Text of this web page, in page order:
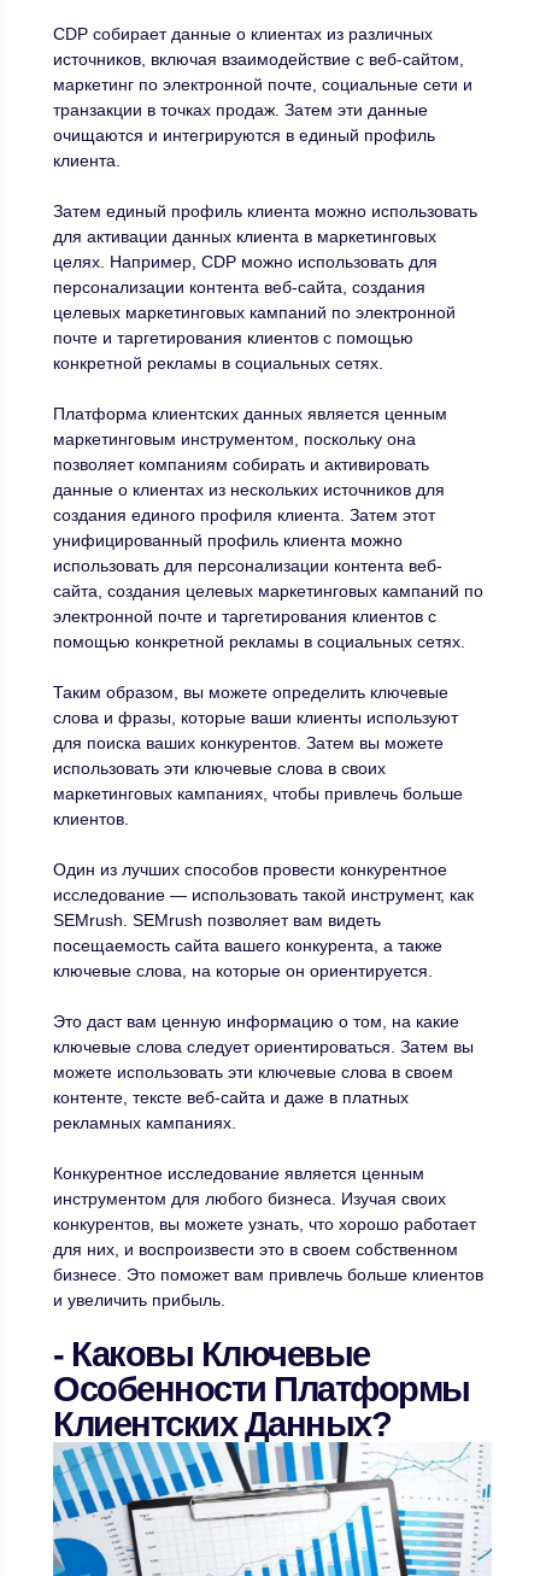
CDP собирает данные о клиентах из различных
источников, включая взаимодействие с веб-сайтом,
маркетинг по электронной почте, социальные сети и
транзакции в точках продаж. Затем эти данные
очищаются и интегрируются в единый профиль
клиента.
Затем единый профиль клиента можно использовать
для активации данных клиента в маркетинговых
целях. Например, CDP можно использовать для
персонализации контента веб-сайта, создания
целевых маркетинговых кампаний по электронной
почте и таргетирования клиентов с помощью
конкретной рекламы в социальных сетях.
Платформа клиентских данных является ценным
маркетинговым инструментом, поскольку она
позволяет компаниям собирать и активировать
данные о клиентах из нескольких источников для
создания единого профиля клиента. Затем этот
унифицированный профиль клиента можно
использовать для персонализации контента веб-
сайта, создания целевых маркетинговых кампаний по
электронной почте и таргетирования клиентов с
помощью конкретной рекламы в социальных сетях.
Таким образом, вы можете определить ключевые
слова и фразы, которые ваши клиенты используют
для поиска ваших конкурентов. Затем вы можете
использовать эти ключевые слова в своих
маркетинговых кампаниях, чтобы привлечь больше
клиентов.
Один из лучших способов провести конкурентное
исследование — использовать такой инструмент, как
SEMrush. SEMrush позволяет вам видеть
посещаемость сайта вашего конкурента, а также
ключевые слова, на которые он ориентируется.
Это даст вам ценную информацию о том, на какие
ключевые слова следует ориентироваться. Затем вы
можете использовать эти ключевые слова в своем
контенте, тексте веб-сайта и даже в платных
рекламных кампаниях.
Конкурентное исследование является ценным
инструментом для любого бизнеса. Изучая своих
конкурентов, вы можете узнать, что хорошо работает
для них, и воспроизвести это в своем собственном
бизнесе. Это поможет вам привлечь больше клиентов
и увеличить прибыль.
- Каковы Ключевые
Особенности Платформы
Клиентских Данных?